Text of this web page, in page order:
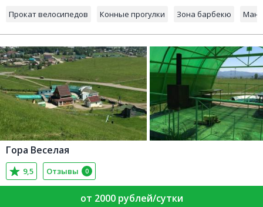
Прокат велосипедов Конные прогулки Зона барбекю
Гора Веселая
9,5 Отзывы 0
от 2000 рублей/сутки